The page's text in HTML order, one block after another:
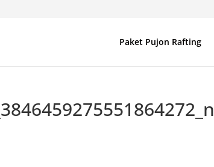
Paket Pujon Rafting